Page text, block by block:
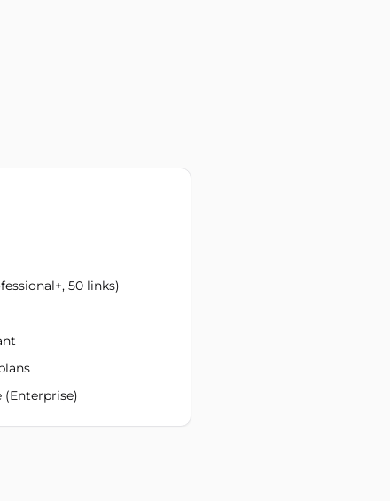
50 links)
(Enterprise)